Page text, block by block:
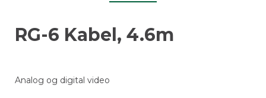
RG-6 Kabel, 4.6m
Analog og digital video